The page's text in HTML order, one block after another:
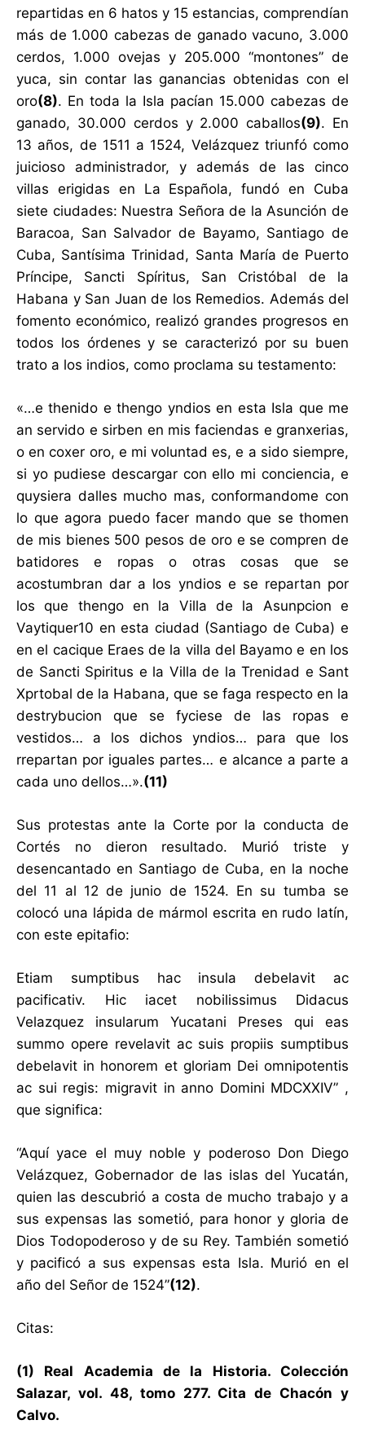
repartidas en 6 hatos y 15 estancias, comprendían
más de 1.000 cabezas de ganado vacuno, 3.000
cerdos, 1.000 ovejas y 205.000 “montones” de
yuca, sin contar las ganancias obtenidas con el
oro(8). En toda la Isla pacían 15.000 cabezas de
ganado, 30.000 cerdos y 2.000 caballos(9). En
13 años, de 1511 a 1524, Velázquez triunfó como
juicioso administrador, y además de las cinco
villas erigidas en La Española, fundó en Cuba
siete ciudades: Nuestra Señora de la Asunción de
Baracoa, San Salvador de Bayamo, Santiago de
Cuba, Santísima Trinidad, Santa María de Puerto
Príncipe, Sancti Spíritus, San Cristóbal de la
Habana y San Juan de los Remedios. Además del
fomento económico, realizó grandes progresos en
todos los órdenes y se caracterizó por su buen
trato a los indios, como proclama su testamento:
«…e thenido e thengo yndios en esta Isla que me
an servido e sirben en mis faciendas e granxerias,
o en coxer oro, e mi voluntad es, e a sido siempre,
si yo pudiese descargar con ello mi conciencia, e
quysiera dalles mucho mas, conformandome con
lo que agora puedo facer mando que se thomen
de mis bienes 500 pesos de oro e se compren de
batidores e ropas o otras cosas que se
acostumbran dar a los yndios e se repartan por
los que thengo en la Villa de la Asunpcion e
Vaytiquer10 en esta ciudad (Santiago de Cuba) e
en el cacique Eraes de la villa del Bayamo e en los
de Sancti Spiritus e la Villa de la Trenidad e Sant
Xprtobal de la Habana, que se faga respecto en la
destrybucion que se fyciese de las ropas e
vestidos… a los dichos yndios… para que los
rrepartan por iguales partes… e alcance a parte a
cada uno dellos…».(11)
Sus protestas ante la Corte por la conducta de
Cortés no dieron resultado. Murió triste y
desencantado en Santiago de Cuba, en la noche
del 11 al 12 de junio de 1524. En su tumba se
colocó una lápida de mármol escrita en rudo latín,
con este epitafio:
Etiam sumptibus hac insula debelavit ac
pacificativ. Hic iacet nobilissimus Didacus
Velazquez insularum Yucatani Preses qui eas
summo opere revelavit ac suis propiis sumptibus
debelavit in honorem et gloriam Dei omnipotentis
ac sui regis: migravit in anno Domini MDCXXIV” ,
que significa:
“Aquí yace el muy noble y poderoso Don Diego
Velázquez, Gobernador de las islas del Yucatán,
quien las descubrió a costa de mucho trabajo y a
sus expensas las sometió, para honor y gloria de
Dios Todopoderoso y de su Rey. También sometió
y pacificó a sus expensas esta Isla. Murió en el
año del Señor de 1524”(12).
Citas:
(1) Real Academia de la Historia. Colección
Salazar, vol. 48, tomo 277. Cita de Chacón y
Calvo.